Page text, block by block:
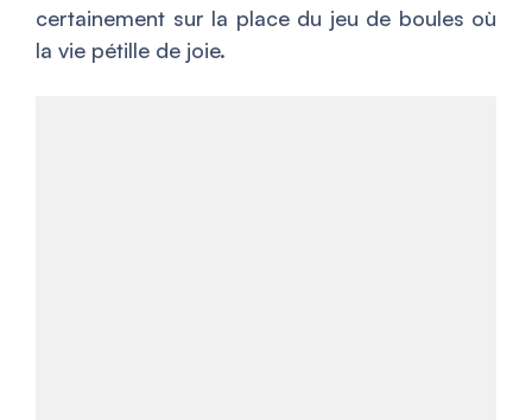
certainement sur la place du jeu de boules où
la vie pétille de joie.